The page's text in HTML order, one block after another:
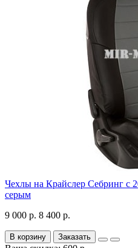
Чехлы на Крайслер Себринг с
серым
9 000 р. 8 400 р.
В корзину Заказать